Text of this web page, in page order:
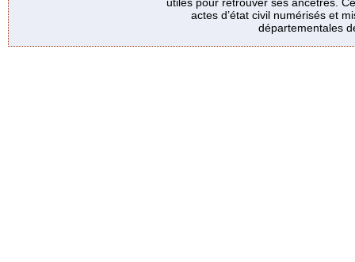
actes d’état civil numérisés et
départementales